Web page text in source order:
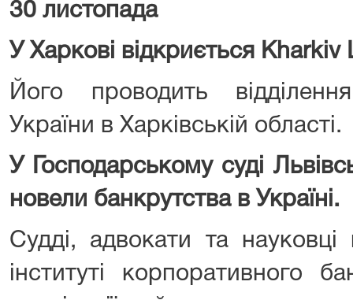
30 листопада
У Харкові відкриється
Його проводить
України в Харківській області.
У Господарському суді
новели банкрутства в Україні.
Судді, адвокати та науковці
інституті корпоративного